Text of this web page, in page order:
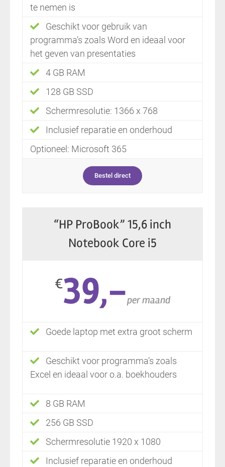
te nemen is
Geschikt voor gebruik van
programma’s zoals Word en ideaal voor
het geven van presentaties
4 GB RAM
128 GB SSD
Schermresolutie: 1366 x 768
Inclusief reparatie en onderhoud
Optioneel: Microsoft 365
Bestel direct
“HP ProBook” 15,6 inch
Notebook Core i5
€39,-per maand
Goede laptop met extra groot scherm
Geschikt voor programma’s zoals
Excel en ideaal voor o.a. boekhouders
8 GB RAM
256 GB SSD
Schermresolutie 1920 x 1080
Inclusief reparatie en onderhoud